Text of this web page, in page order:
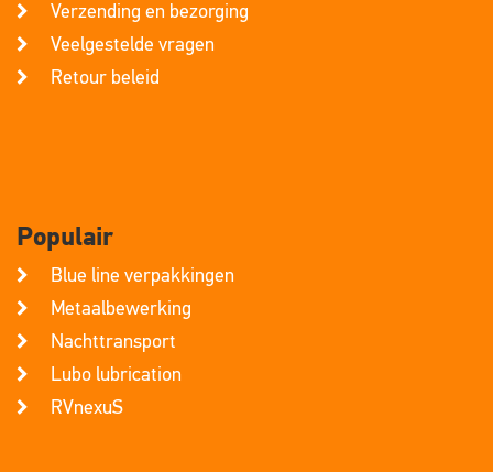
Verzending en bezorging
Veelgestelde vragen
Retour beleid
Populair
Blue line verpakkingen
Metaalbewerking
Nachttransport
Lubo lubrication
RVnexuS